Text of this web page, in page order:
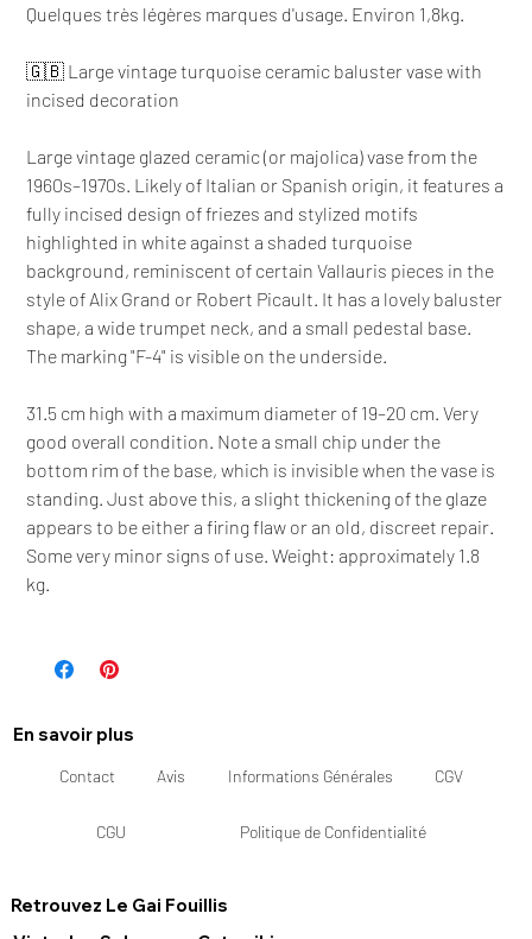
Quelques très légères marques d'usage. Environ 1,8kg.
🇬🇧 Large vintage turquoise ceramic baluster vase with
incised decoration
Large vintage glazed ceramic (or majolica) vase from the
1960s–1970s. Likely of Italian or Spanish origin, it features a
fully incised design of friezes and stylized motifs
highlighted in white against a shaded turquoise
background, reminiscent of certain Vallauris pieces in the
style of Alix Grand or Robert Picault. It has a lovely baluster
shape, a wide trumpet neck, and a small pedestal base.
The marking "F-4" is visible on the underside.
31.5 cm high with a maximum diameter of 19–20 cm. Very
good overall condition. Note a small chip under the
bottom rim of the base, which is invisible when the vase is
standing. Just above this, a slight thickening of the glaze
appears to be either a firing flaw or an old, discreet repair.
Some very minor signs of use. Weight: approximately 1.8
kg.
Contact Avis Informations Générales CGV
CGU Politique de Confidentialité
En savoir plus
Retrouvez Le Gai Fouillis